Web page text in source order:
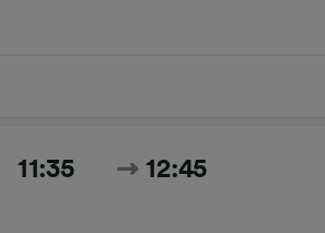
11:35 12:45